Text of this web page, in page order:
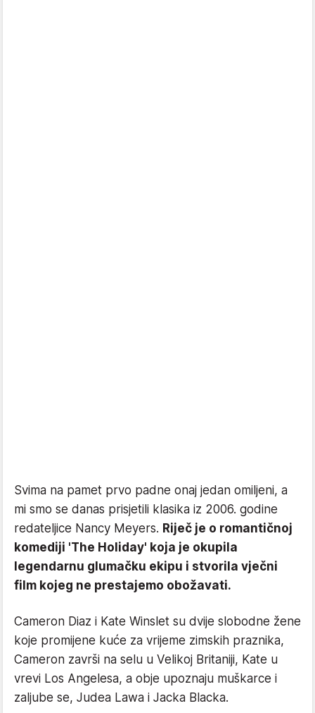
Svima na pamet prvo padne onaj jedan omiljeni, a
mi smo se danas prisjetili klasika iz 2006. godine
redateljice Nancy Meyers. Riječ je o romantičnoj
komediji 'The Holiday' koja je okupila
legendarnu glumačku ekipu i stvorila vječni
film kojeg ne prestajemo obožavati.
Cameron Diaz i Kate Winslet su dvije slobodne žene
koje promijene kuće za vrijeme zimskih praznika,
Cameron završi na selu u Velikoj Britaniji, Kate u
vrevi Los Angelesa, a obje upoznaju muškarce i
zaljube se, Judea Lawa i Jacka Blacka.